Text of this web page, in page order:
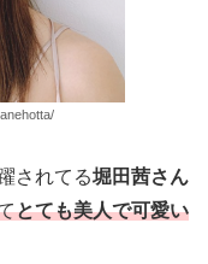
されてる堀田茜さん
とても美人で可愛い